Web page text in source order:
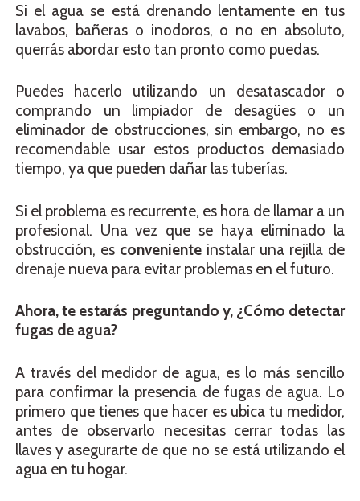
Si el agua se está drenando lentamente en tus
lavabos, bañeras o inodoros, o no en absoluto,
querrás abordar esto tan pronto como puedas.
Puedes hacerlo utilizando un desatascador o
comprando un limpiador de desagües o un
eliminador de obstrucciones, sin embargo, no es
recomendable usar estos productos demasiado
tiempo, ya que pueden dañar las tuberías.
Si el problema es recurrente, es hora de llamar a un
profesional. Una vez que se haya eliminado la
obstrucción, es conveniente instalar una rejilla de
drenaje nueva para evitar problemas en el futuro.
Ahora, te estarás preguntando y, ¿Cómo detectar
fugas de agua?
A través del medidor de agua, es lo más sencillo
para confirmar la presencia de fugas de agua. Lo
primero que tienes que hacer es ubica tu medidor,
antes de observarlo necesitas cerrar todas las
llaves y asegurarte de que no se está utilizando el
agua en tu hogar.